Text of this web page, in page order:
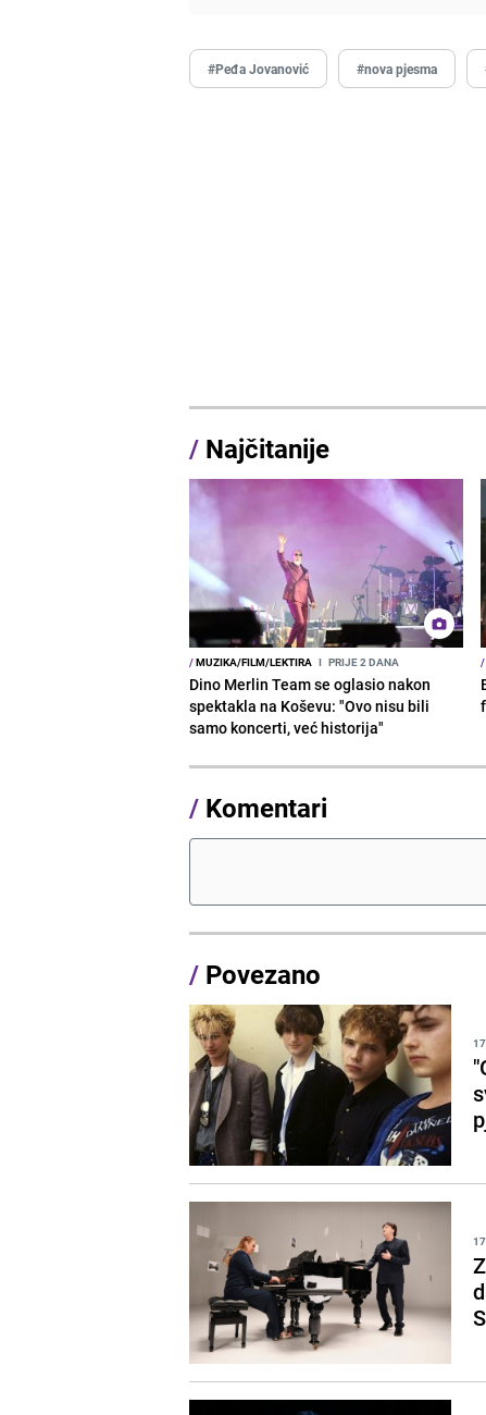
#Peđa Jovanović #nova pjesma
/ Najčitanije
/MUZIKA/FILM/LEKTIRA I PRIJE 2 DANA
Dino Merlin Team se oglasio nakon
spektakla na Koševu: "Ovo nisu bili
samo koncerti, već historija"
/
/ Komentari
/ Povezano